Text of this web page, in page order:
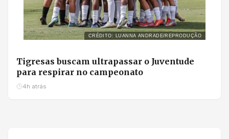
CRÉDITO: LUANNA ANDRADE/REPRODUÇÃO
Tigresas buscam ultrapassar o Juventude
para respirar no campeonato
4h atrás